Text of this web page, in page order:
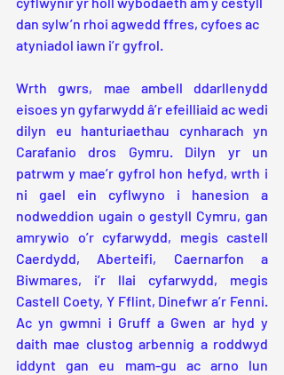
dan sylw’n rhoi agwedd ffres, cyfoes ac
atyniadol iawn i’r gyfrol.
Wrth gwrs, mae ambell ddarllenydd
eisoes yn gyfarwydd â’r efeilliaid ac wedi
dilyn eu hanturiaethau cynharach yn
Carafanio dros Gymru. Dilyn yr un
patrwm y mae’r gyfrol hon hefyd, wrth i
ni gael ein cyflwyno i hanesion a
nodweddion ugain o gestyll Cymru, gan
amrywio o’r cyfarwydd, megis castell
Caerdydd, Aberteifi, Caernarfon a
Biwmares, i’r llai cyfarwydd, megis
Castell Coety, Y Fflint, Dinefwr a’r Fenni.
Ac yn gwmni i Gruff a Gwen ar hyd y
daith mae clustog arbennig a roddwyd
iddynt gan eu mam-gu ac arno lun